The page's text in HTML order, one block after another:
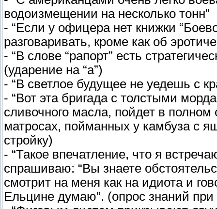
водоизмещении на несколько тонн”
- “Если у офицера нет книжки
разговаривать, кроме как об
- “В слове “рапорт” есть
(ударение на “а”)
- “В светлое будущее не уедешь с
- “Вот эта бригада с толстыми
сливочного масла, пойдет в
матросах, пойманных у камбуза с
стройку)
- “Такое впечатление, что я
спрашиваю: “Вы знаете
смотрит на меня как на идиота и
Ельцине думаю”. (опрос знаний